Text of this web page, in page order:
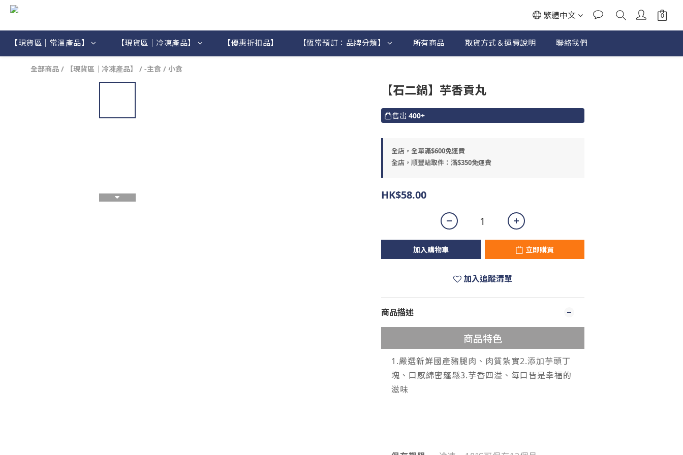
繁體中文
【現貨區｜常溫產品】 【現貨區｜冷凍產品】 【優惠折扣品】 【恆常預訂：品牌分類】 所有商品 取貨方式＆運費說明 聯絡我們
全部商品 / 【現貨區｜冷凍產品】 / -主食 / 小食
【石二鍋】芋香貢丸
售出 400+
全店，全單滿$600免運費
全店，順豐站取件：滿$350免運費
HK$58.00
加入購物車 立即購買
加入追蹤清單
商品描述
商品特色
1.嚴選新鮮國產豬腿肉、肉質紮實2.添加芋頭丁
塊、口感綿密蓬鬆3.芋香四溢、每口皆是幸福的
滋味